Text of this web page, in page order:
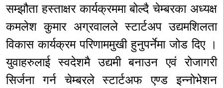
सम्झौता हस्ताक्षर कार्यक्रममा बोल्दै चेम्बरका अध्यक्ष
कमलेश कुमार अग्रवालले स्टार्टअप उद्यमशिलता
विकास कार्यक्रम परिणाममुखी हुनुपर्नेमा जोड दिए ।
युवाहरुलाई स्वदेशमै उद्यमी बनाउन एवं रोजागरी
सिर्जना गर्न चेम्बरले स्टार्टअफ एण्ड इन्नोभेशन